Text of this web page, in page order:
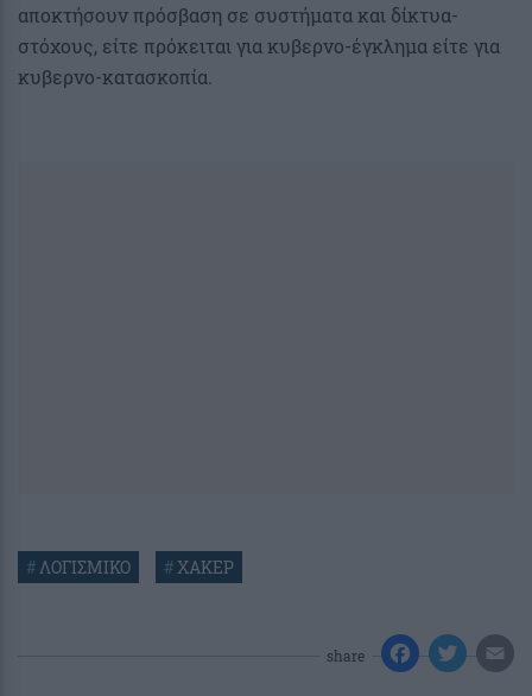
αποκτήσουν πρόσβαση σε συστήματα και δίκτυα-
στόχους, είτε πρόκειται για κυβερνο-έγκλημα είτε για
κυβερνο-κατασκοπία.
#ΛΟΓΙΣΜΙΚΟ #ΧΑΚΕΡ
share